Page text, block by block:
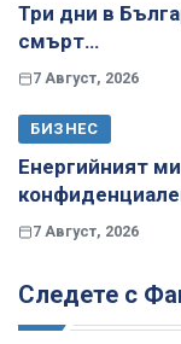
Три дни в
смърт…
7 Август, 2026
БИЗНЕС
Енергийният
7 Август, 2026
Следете с